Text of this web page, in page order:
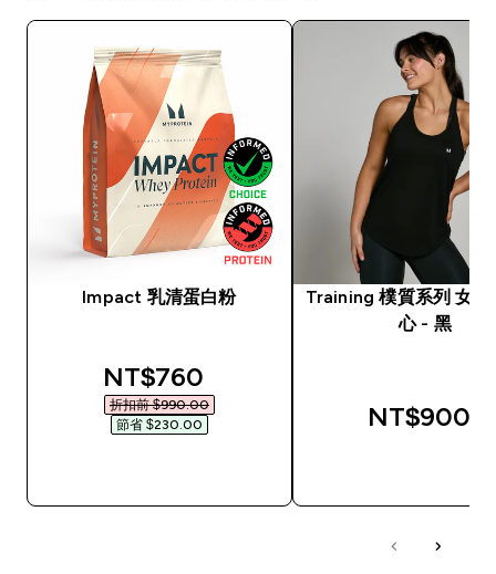
Impact 乳清蛋白粉
discounted price
NT$760‎
折扣前 $990.00‎
節省 $230.00‎
Training 樸質系列 女士
心 - 黑
NT$900‎